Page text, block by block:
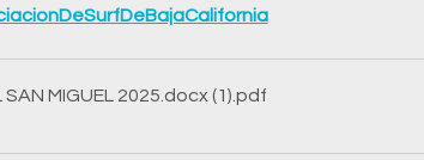
MIGUEL 2025.docx (1) .pdf